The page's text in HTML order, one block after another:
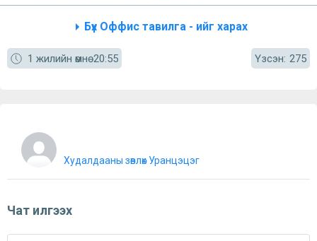
Бүх Оффис тавилга - ийг харах
1 жилийн өмнө 20:55 Үзсэн: 275
Худалдааны зөвлөх Уранцэцэг
Чат илгээх